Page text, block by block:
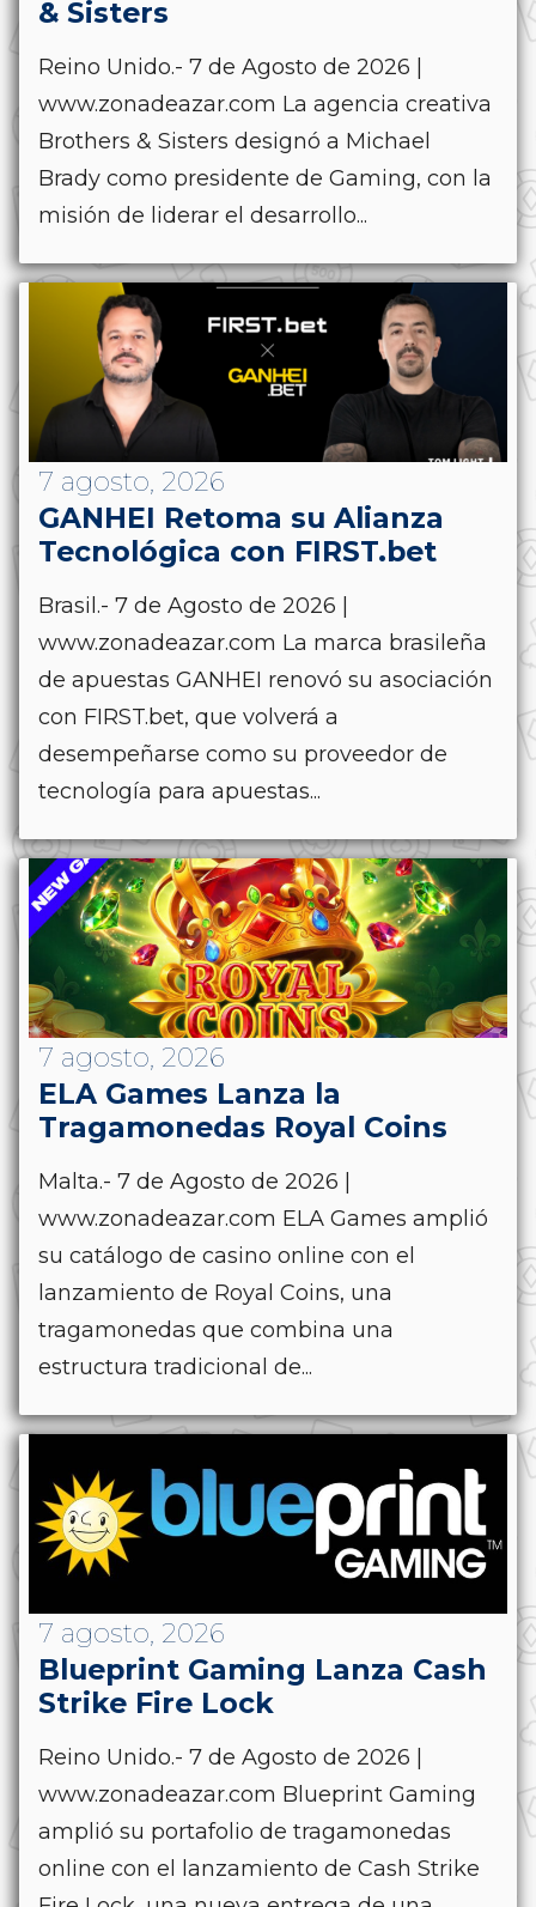
& Sisters
Reino Unido.- 7 de Agosto de 2026 |
www.zonadeazar.com La agencia creativa
Brothers & Sisters designó a Michael
Brady como presidente de Gaming, con la
misión de liderar el desarrollo...
7 agosto, 2026
GANHEI Retoma su Alianza
Tecnológica con FIRST.bet
Brasil.- 7 de Agosto de 2026 |
www.zonadeazar.com La marca brasileña
de apuestas GANHEI renovó su asociación
con FIRST.bet, que volverá a
desempeñarse como su proveedor de
tecnología para apuestas...
7 agosto, 2026
ELA Games Lanza la
Tragamonedas Royal Coins
Malta.- 7 de Agosto de 2026 |
www.zonadeazar.com ELA Games amplió
su catálogo de casino online con el
lanzamiento de Royal Coins, una
tragamonedas que combina una
estructura tradicional de...
7 agosto, 2026
Blueprint Gaming Lanza Cash
Strike Fire Lock
Reino Unido.- 7 de Agosto de 2026 |
www.zonadeazar.com Blueprint Gaming
amplió su portafolio de tragamonedas
online con el lanzamiento de Cash Strike